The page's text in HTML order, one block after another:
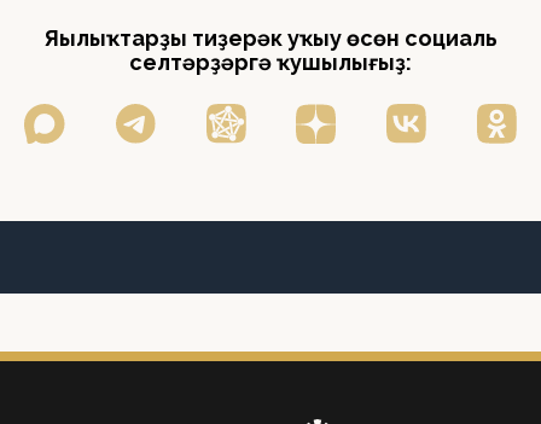
Яңылыҡтарҙы тиҙерәк уҡыу өсөн социаль
селтәрҙәргә ҡушылығыҙ: